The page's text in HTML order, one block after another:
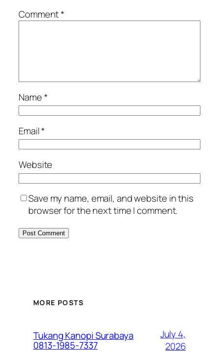
Comment*
Name*
Email*
Website
Save my name, email, and website in this
browser for the next time I comment.
MORE POSTS
Tukang Kanopi Surabaya
0813-1985-7337
July 4,
2026